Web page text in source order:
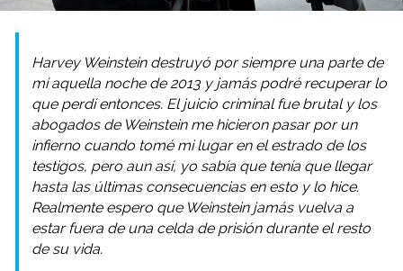
Harvey Weinstein destruyó por siempre una parte de
mí aquella noche de 2013 y jamás podré recuperar lo
que perdí entonces. El juicio criminal fue brutal y los
abogados de Weinstein me hicieron pasar por un
infierno cuando tomé mi lugar en el estrado de los
testigos, pero aun así, yo sabía que tenía que llegar
hasta las últimas consecuencias en esto y lo hice.
Realmente espero que Weinstein jamás vuelva a
estar fuera de una celda de prisión durante el resto
de su vida.